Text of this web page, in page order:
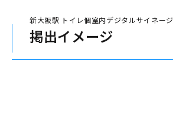
新大阪駅 トイレ個室内デジタルサイネージ
掲出イメージ